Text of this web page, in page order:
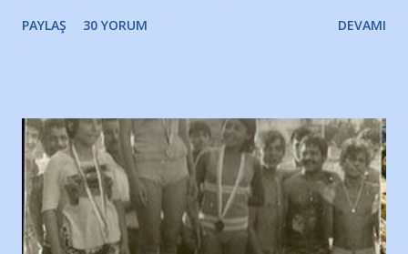
irkildim.. "Bursasporlu taraftarlar, İstanbul takımlarının
ve ürünlerini Bursa şehrinde görmek istemediklerini bir
protesto eylemiyle açıkladıklarını bildiriyordu.. Bu grup
adına açıklama yapan şahsı muhterem(!) ''Açık ve net olarak
söylüyoruz. Bu son uyarımızdır. Bunun yanısıra, bu takımlara
ait tanıtıcı ilanların asılmasına izin veren Bursa Büyükşehir
PAYLAŞ 30 YORUM DEVAMI